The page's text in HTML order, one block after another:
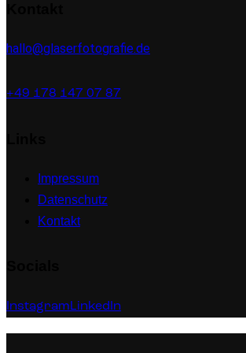
hallo@glaserfotografie.de
+49 178 147 07 87
Impressum
Datenschutz
Kontakt
InstagramLinkedIn